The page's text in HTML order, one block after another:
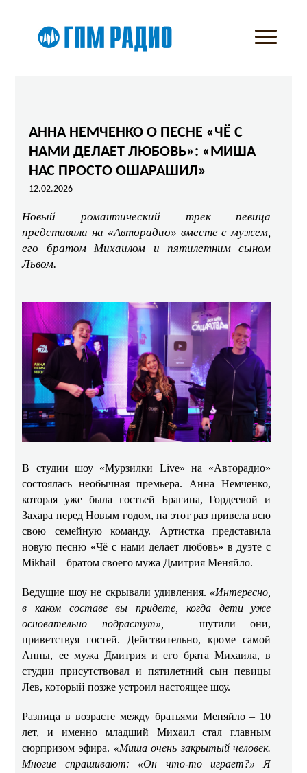
АННА НЕМЧЕНКО О ПЕСНЕ «ЧЁ С
НАМИ ДЕЛАЕТ ЛЮБОВЬ»: «МИША
НАС ПРОСТО ОШАРАШИЛ»
12.02.2026
Новый романтический трек певица
представила на «Авторадио» вместе с мужем,
его братом Михаилом и пятилетним сыном
Львом.
В студии шоу «Мурзилки Live» на «Авторадио»
состоялась необычная премьера. Анна Немченко,
которая уже была гостьей Брагина, Гордеевой и
Захара перед Новым годом, на этот раз привела всю
свою семейную команду. Артистка представила
новую песню «Чё с нами делает любовь» в дуэте с
Mikhail – братом своего мужа Дмитрия Меняйло.
Ведущие шоу не скрывали удивления. «Интересно,
в каком составе вы придете, когда дети уже
основательно подрастут», – шутили они,
приветствуя гостей. Действительно, кроме самой
Анны, ее мужа Дмитрия и его брата Михаила, в
студии присутствовал и пятилетний сын певицы
Лев, который позже устроил настоящее шоу.
Разница в возрасте между братьями Меняйло – 10
лет, и именно младший Михаил стал главным
сюрпризом эфира. «Миша очень закрытый человек.
Многие спрашивают: «Он что-то играет?» Я